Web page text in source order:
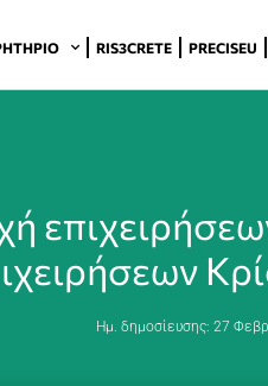
RIS3CRETE PRECISEU
Ημ. δημοσίευσης: 27